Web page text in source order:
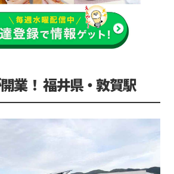
業！ 福井県・敦賀駅